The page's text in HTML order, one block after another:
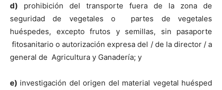
d) prohibición del transporte fuera de la zona de
seguridad de vegetales o partes de vegetales
huéspedes, excepto frutos y semillas, sin pasaporte
fitosanitario o autorización expresa del / de la director / a
general de Agricultura y Ganadería; y
e) investigación del origen del material vegetal huésped